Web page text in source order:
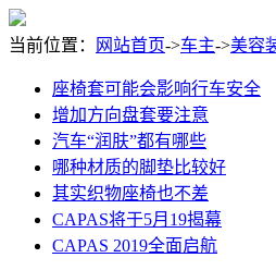
当前位置： 网站首页->车主->美容
座椅套可能会影响行车安全
增加方向盘套要注意
汽车“润肤”都有哪些
哪种材质的脚垫比较好
其实织物座椅也不差
CAPAS将于5月19揭幕
CAPAS 2019全面启航